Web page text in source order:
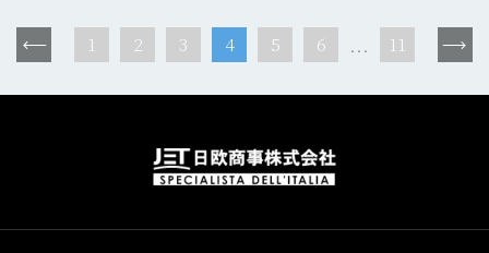
1 2 3 4 5 6 ... 11